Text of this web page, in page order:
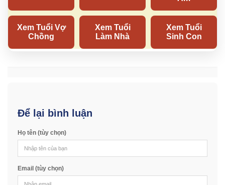
Để lại bình luận
Họ tên (tùy chọn)
Email (tùy chọn)